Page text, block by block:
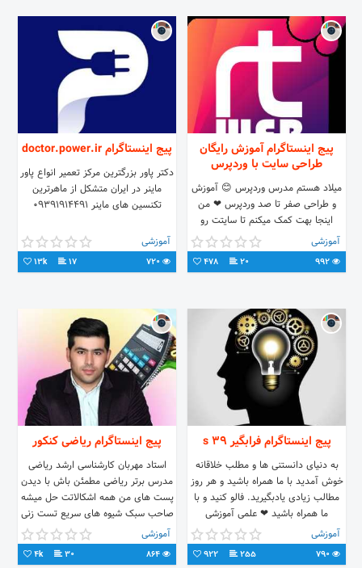
پیج اینستاگرام آموزش رایگان
طراحی سایت با وردپرس
میلاد هستم مدرس وردپرس 😊 آموزش
و طراحی صفر تا صد وردپرس ❤ من
اینجا بهت کمک میکنم تا سایتت رو
خودت راه اندازی کنی و کسب و کارتو
راه بندازی 💪
آموزشی
20
478
پیج اینستاگرام doctor.power.ir
دکتر پاور بزرگترین مرکز تعمیر انواع پاور
ماینر در ایران متشکل از ماهرترین
تکنسین های ماینر 09391914491
آموزشی
17
13k
پیج اینستاگرام فرابگیر 39 s
به دنیای دانستنی ها و مطلب خلاقانه
خوش آمدید با ما همراه باشید و هر روز
مطالب زیادی یادبگیرید. فالو کنید و با
ما همراه باشید ❤ علمی آموزشی
سرگرمی
آموزشی
255
922
پیج اینستاگرام ریاضی کنکور
استاد مهربان کارشناسی ارشد ریاضی
مدرس برتر ریاضی مطمئن باش با دیدن
پست های من همه اشکالاتت حل میشه
صاحب سبک شیوه های سریع تست زنی
#ریاضی_کنکور
آموزشی
30
4k